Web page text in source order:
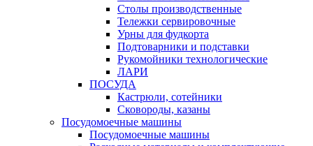
Столы производственные
Тележки сервировочные
Урны для фудкорта
Подтоварники и подставки
Рукомойники технологические
ЛАРИ
ПОСУДА
Кастрюли, сотейники
Сковороды, казаны
Посудомоечные машины
Посудомоечные машины